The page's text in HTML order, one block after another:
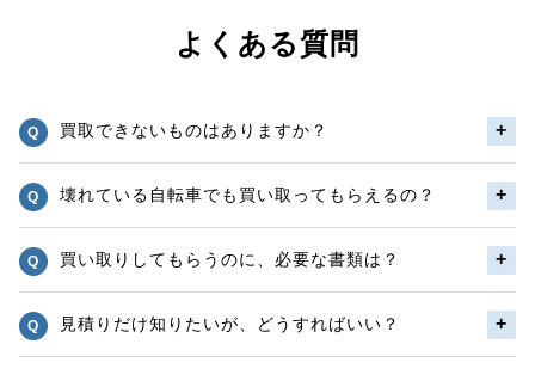
よくある質問
買取できないものはありますか？
壊れている自転車でも買い取ってもらえるの？
買い取りしてもらうのに、必要な書類は？
見積りだけ知りたいが、どうすればいい？